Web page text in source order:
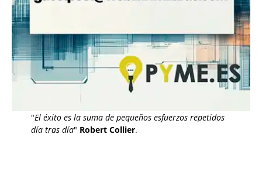
"El éxito es la suma de pequeños esfuerzos repetidos
día tras día" Robert Collier.